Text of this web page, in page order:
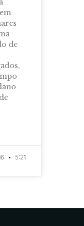
de
5:21